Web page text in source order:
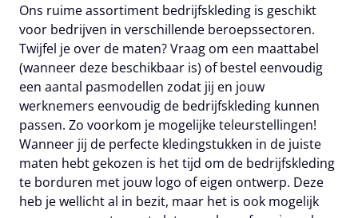
Ons ruime assortiment bedrijfskleding is geschikt
voor bedrijven in verschillende beroepssectoren.
Twijfel je over de maten? Vraag om een maattabel
(wanneer deze beschikbaar is) of bestel eenvoudig
een aantal pasmodellen zodat jij en jouw
werknemers eenvoudig de bedrijfskleding kunnen
passen. Zo voorkom je mogelijke teleurstellingen!
Wanneer jij de perfecte kledingstukken in de juiste
maten hebt gekozen is het tijd om de bedrijfskleding
te borduren met jouw logo of eigen ontwerp. Deze
heb je wellicht al in bezit, maar het is ook mogelijk